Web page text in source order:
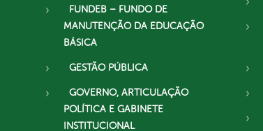
FUNDEB – FUNDO DE
MANUTENÇÃO DA EDUCAÇÃO
BÁSICA
GESTÃO PÚBLICA
GOVERNO, ARTICULAÇÃO
POLÍTICA E GABINETE
INSTITUCIONAL